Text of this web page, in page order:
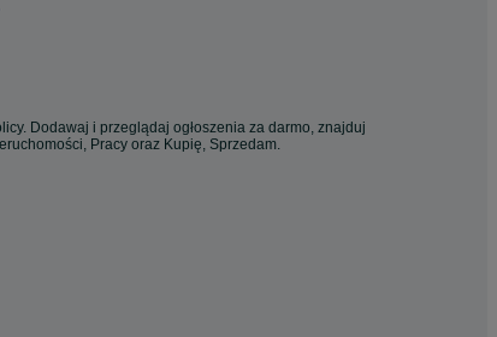
Dodawaj i przeglądaj ogłoszenia za darmo, znajduj
Pracy oraz Kupię, Sprzedam.